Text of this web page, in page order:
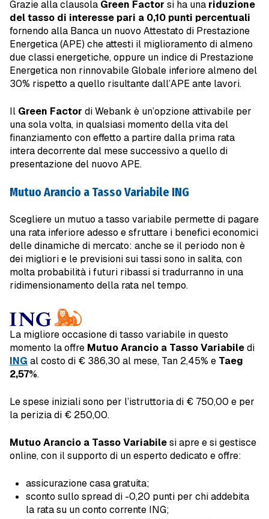
Grazie alla clausola Green Factor si ha una riduzione
del tasso di interesse pari a 0,10 punti percentuali
fornendo alla Banca un nuovo Attestato di Prestazione
Energetica (APE) che attesti il miglioramento di almeno
due classi energetiche, oppure un indice di Prestazione
Energetica non rinnovabile Globale inferiore almeno del
30% rispetto a quello risultante dall’APE ante lavori.
Il Green Factor di Webank è un’opzione attivabile per
una sola volta, in qualsiasi momento della vita del
finanziamento con effetto a partire dalla prima rata
intera decorrente dal mese successivo a quello di
presentazione del nuovo APE.
Mutuo Arancio a Tasso Variabile ING
Scegliere un mutuo a tasso variabile permette di pagare
una rata inferiore adesso e sfruttare i benefici economici
delle dinamiche di mercato: anche se il periodo non è
dei migliori e le previsioni sui tassi sono in salita, con
molta probabilità i futuri ribassi si tradurranno in una
ridimensionamento della rata nel tempo.
La migliore occasione di tasso variabile in questo
momento la offre Mutuo Arancio a Tasso Variabiledi
ING al costo di € 386,30 al mese, Tan 2,45% e Taeg
2,57%.
Le spese iniziali sono per l’istruttoria di € 750,00 e per
la perizia di € 250,00.
Mutuo Arancio a Tasso Variabilesi apre e si gestisce
online, con il supporto di un esperto dedicato e offre:
assicurazione casa gratuita;
sconto sullo spread di -0,20 punti per chi addebita
la rata su un conto corrente ING;